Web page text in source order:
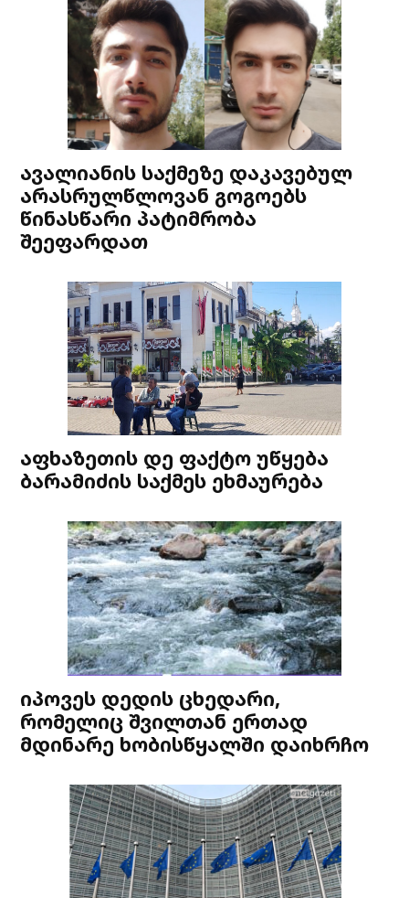
ავალიანის საქმეზე დაკავებულ
არასრულწლოვან გოგოებს
წინასწარი პატიმრობა
შეეფარდათ
აფხაზეთის დე ფაქტო უწყება
ბარამიძის საქმეს ეხმაურება
იპოვეს დედის ცხედარი,
რომელიც შვილთან ერთად
მდინარე ხობისწყალში დაიხრჩო